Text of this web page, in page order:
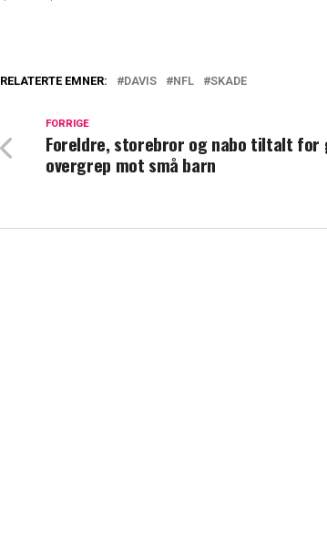
RELATERTE EMNER: DAVIS NFL SKADE
FORRIGE
Foreldre, storebror og nabo tiltalt for
overgrep mot små barn